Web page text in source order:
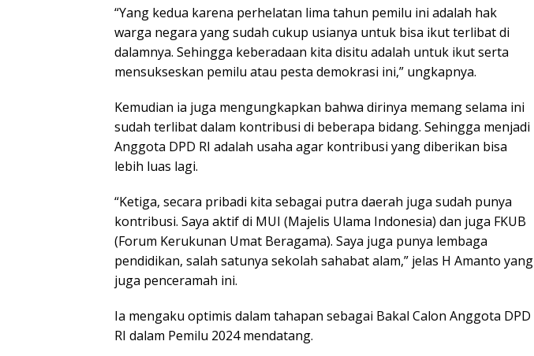
“Yang kedua karena perhelatan lima tahun pemilu ini adalah hak
warga negara yang sudah cukup usianya untuk bisa ikut terlibat di
dalamnya. Sehingga keberadaan kita disitu adalah untuk ikut serta
mensukseskan pemilu atau pesta demokrasi ini,” ungkapnya.
Kemudian ia juga mengungkapkan bahwa dirinya memang selama ini
sudah terlibat dalam kontribusi di beberapa bidang. Sehingga menjadi
Anggota DPD RI adalah usaha agar kontribusi yang diberikan bisa
lebih luas lagi.
“Ketiga, secara pribadi kita sebagai putra daerah juga sudah punya
kontribusi. Saya aktif di MUI (Majelis Ulama Indonesia) dan juga FKUB
(Forum Kerukunan Umat Beragama). Saya juga punya lembaga
pendidikan, salah satunya sekolah sahabat alam,” jelas H Amanto yang
juga penceramah ini.
Ia mengaku optimis dalam tahapan sebagai Bakal Calon Anggota DPD
RI dalam Pemilu 2024 mendatang.